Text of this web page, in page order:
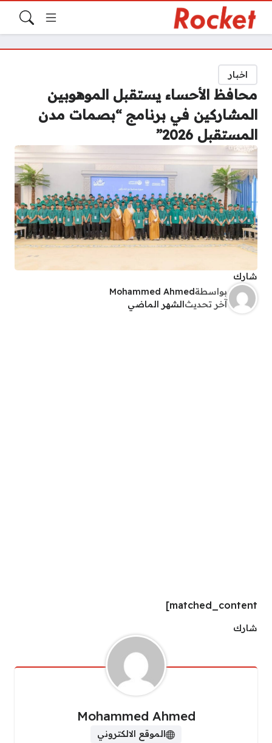
اخبار
محافظ الأحساء يستقبل الموهوبين
المشاركين في برنامج “بصمات مدن
المستقبل 2026”
شارك
بواسطةMohammed Ahmed
آخر تحديثالشهر الماضي
matched_content]
شارك
Mohammed Ahmed
الموقع الالكتروني